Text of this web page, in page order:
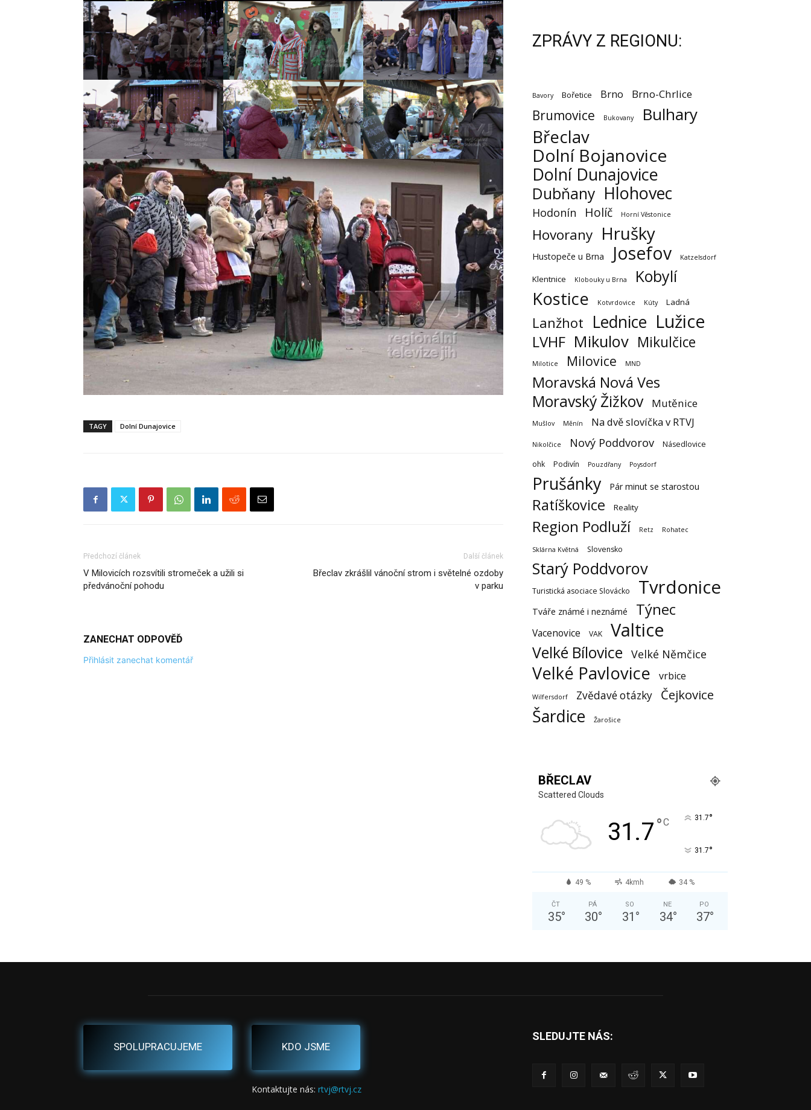
TAGY Dolní Dunajovice
Předchozí článek
V Milovicích rozsvítili stromeček a užili si
předvánoční pohodu
Další článek
Břeclav zkrášlil vánoční strom i světelné ozdoby
v parku
ZANECHAT ODPOVĚĎ
Přihlásit zanechat komentář
ZPRÁVY Z REGIONU:
Bavory Bořetice Brno Brno-Chrlice
Brumovice Bukovany Bulhary
Břeclav
Dolní Bojanovice
Dolní Dunajovice
Dubňany Hlohovec
Hodonín Holíč Horní Věstonice
Hovorany Hrušky
Hustopeče u Brna Josefov Katzelsdorf
Klentnice Klobouky u Brna Kobylí
Kostice Kotvrdovice Kúty Ladná
Lanžhot Lednice Lužice
LVHF Mikulov Mikulčice
Milotice Milovice MND
Moravská Nová Ves
Moravský Žižkov Mutěnice
Mušlov Měnín Na dvě slovíčka v RTVJ
Nikolčice Nový Poddvorov
Násedlovice
ohk
Podivín Pouzdřany Poysdorf
Prušánky Pár minut se starostou
Ratíškovice Reality
Region Podluží Retz Rohatec
Sklárna Květná Slovensko
Starý Poddvorov
Turistická asociace Slovácko Tvrdonice
Tváře známé i neznámé Týnec
Vacenovice VAK Valtice
Velké Bílovice Velké Němčice
Velké Pavlovice vrbice
Wilfersdorf Zvědavé otázky Čejkovice
Šardice Žarošice
BŘECLAV
Scattered Clouds
31.7°C 31.7°
31.7°
49 % 4kmh 34 %
ČT
35°
PÁ
30°
SO
31 °
NE
34°
PO
37°
SPOLUPRACUJEME KDO JSME
Kontaktujte nás: rtvj@rtvj.cz
SLEDUJTE NÁS: